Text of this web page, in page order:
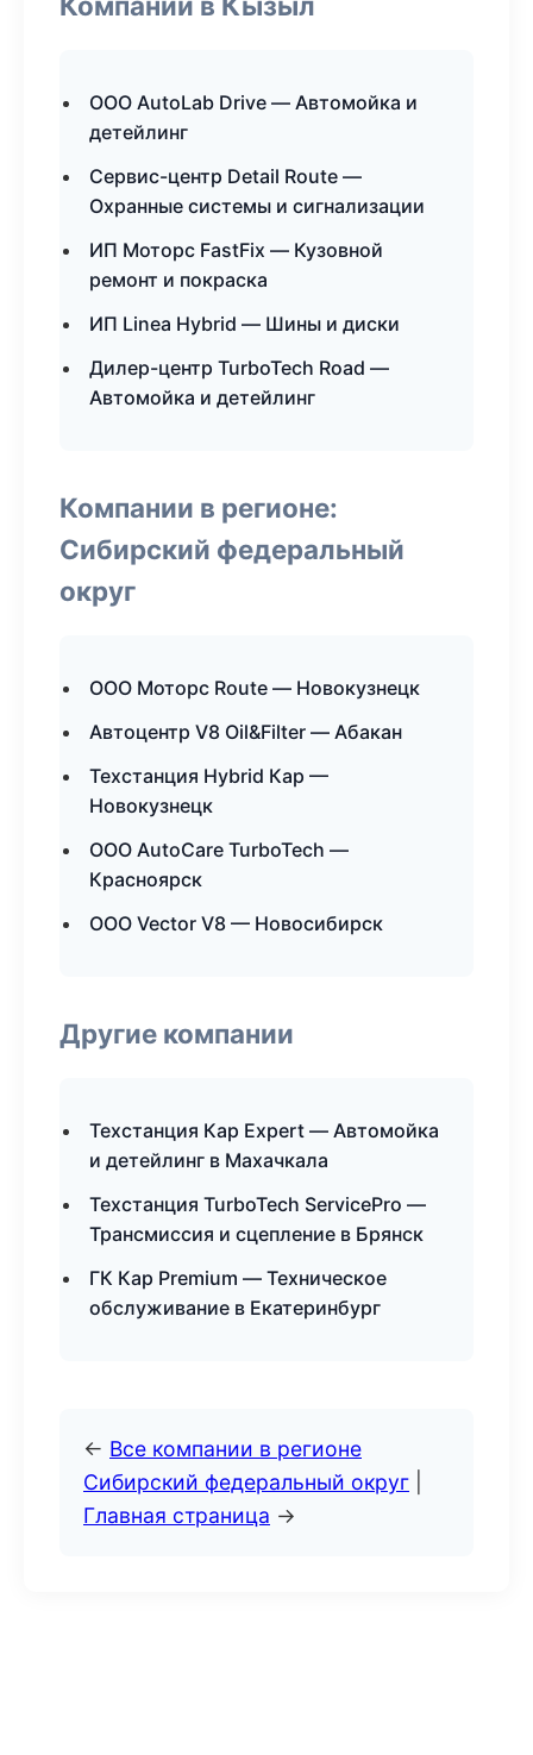
ООО AutoLab Drive — Автомойка и
детейлинг
Сервис-центр Detail Route —
Охранные системы и сигнализации
ИП Моторс FastFix — Кузовной
ремонт и покраска
ИП Linea Hybrid — Шины и диски
Дилер-центр TurboTech Road —
Автомойка и детейлинг
Компании в регионе:
Сибирский федеральный
округ
ООО Моторс Route — Новокузнецк
Автоцентр V8 Oil&Filter — Абакан
Техстанция Hybrid Кар —
Новокузнецк
ООО AutoCare TurboTech —
Красноярск
ООО Vector V8 — Новосибирск
Другие компании
Техстанция Кар Expert — Автомойка
и детейлинг в Махачкала
Техстанция TurboTech ServicePro —
Трансмиссия и сцепление в Брянск
ГК Кар Premium — Техническое
обслуживание в Екатеринбург
← Все компании в регионе
Сибирский федеральный округ
Главная страница →